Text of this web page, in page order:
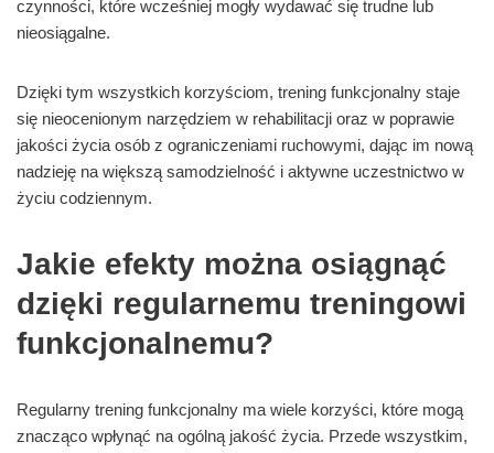
czynności, które wcześniej mogły wydawać się trudne lub
nieosiągalne.
Dzięki tym wszystkich korzyściom, trening funkcjonalny staje
się nieocenionym narzędziem w rehabilitacji oraz w poprawie
jakości życia osób z ograniczeniami ruchowymi, dając im nową
nadzieję na większą samodzielność i aktywne uczestnictwo w
życiu codziennym.
Jakie efekty można osiągnąć
dzięki regularnemu treningowi
funkcjonalnemu?
Regularny trening funkcjonalny ma wiele korzyści, które mogą
znacząco wpłynąć na ogólną jakość życia. Przede wszystkim,